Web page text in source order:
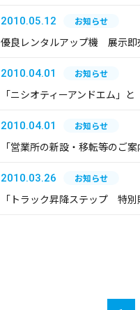
2010.05.12 お知らせ
優良レンタルアップ機 展示即
2010.04.01 お知らせ
「ニシオティーアンドエム」
2010.04.01 お知らせ
「営業所の新設・移転等のご案
2010.03.26 お知らせ
「トラック昇降ステップ 特別